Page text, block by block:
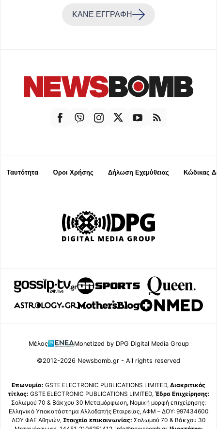
ΚΑΝΕ ΕΓΓΡΑΦΗ
Ταυτότητα Όροι Χρήσης Δήλωση Εχεμύθειας Κώδικας
Μέλος Monetized by DPG Digital Media Group
©2012-2026 Newsbomb.gr - All rights reserved
Επωνυμία: GSTE ELECTRONIC PUBLICATIONS LIMITED, Διακριτικός
τίτλος: GSTE ELECTRONIC PUBLICATIONS LIMITED, Έδρα Επιχείρησης:
Σολωμού 70 & Βάκχου 30 Μεταμόρφωση, Νομική μορφή επιχείρησης:
Ελληνικό Υποκατάστημα Αλλοδαπής Εταιρείας, ΑΦΜ – ΔΟΥ: 997434600
ΔΟΥ ΦΑΕ Αθηνών, Στοιχεία επικοινωνίας: Σολωμού 70 & Βάκχου 30